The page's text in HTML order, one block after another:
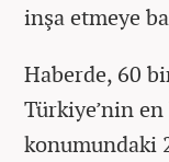
inşa etmeye
Haberde, 60
Türkiye’nin
konumundaki